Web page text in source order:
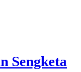
Sengketa